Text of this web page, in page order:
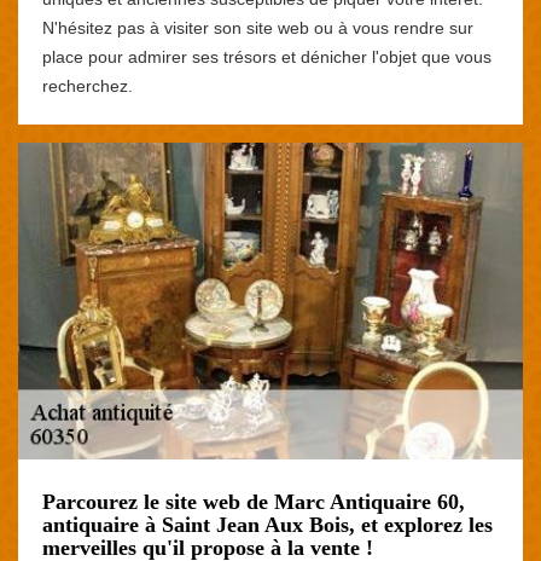
N'hésitez pas à visiter son site web ou à vous rendre sur
place pour admirer ses trésors et dénicher l'objet que vous
recherchez.
Parcourez le site web de Marc Antiquaire 60,
antiquaire à Saint Jean Aux Bois, et explorez les
merveilles qu'il propose à la vente !